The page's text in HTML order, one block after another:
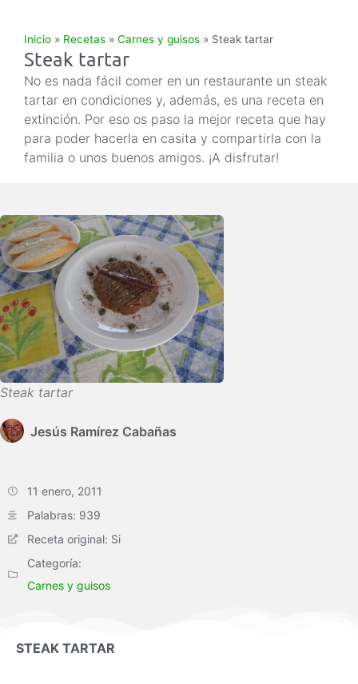
Inicio » Recetas » Carnes y guisos » Steak tartar
Steak tartar
No es nada fácil comer en un restaurante un steak
tartar en condiciones y, además, es una receta en
extinción. Por eso os paso la mejor receta que hay
para poder hacerla en casita y compartirla con la
familia o unos buenos amigos. ¡A disfrutar!
Steak tartar
Jesús Ramírez Cabañas
11 enero, 2011
Palabras: 939
Receta original: Si
Categoría:
Carnes y guisos
STEAK TARTAR